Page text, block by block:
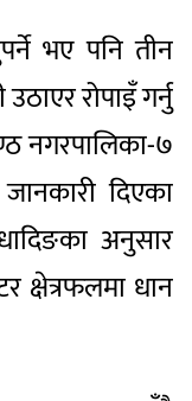
भए पनि तीन
रोपाइँ गर्नु
नगरपालिका-७
दिएका
अनुसार
क्षेत्रफलमा धान